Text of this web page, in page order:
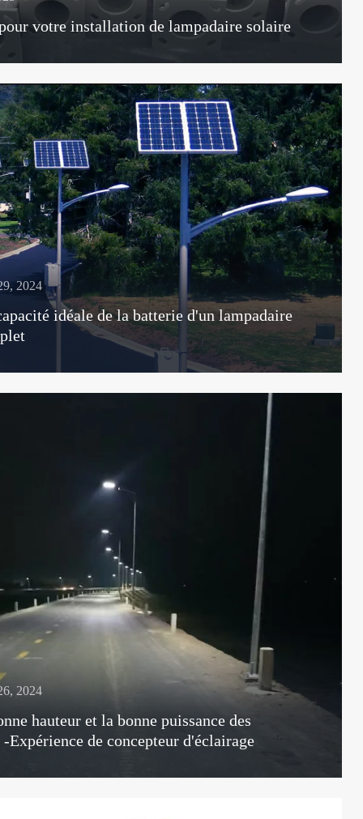
votre installation de lampadaire solaire
2024
idéale de la batterie d'un lampadaire
2024
hauteur et la bonne puissance des
Expérience de concepteur d'éclairage